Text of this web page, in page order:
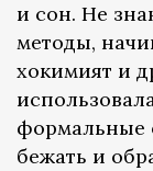
и сон. Не
методы,
хокимият и
формальные
бежать и